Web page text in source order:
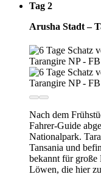
Tag 2
Arusha Stadt –
Nach dem
Fahrer-Guide
Nationalpark.
Tansania und
bekannt für große
Löwen, die hier